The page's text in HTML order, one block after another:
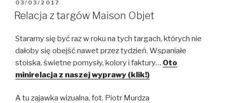
OPUBLIKOWANE
W
03/03/2017
Relacja z targów Maison Objet
Staramy się być raz w roku na tych targach, których nie
dałoby się obejść nawet przez tydzień. Wspaniałe
stoiska, świetne pomysły, kolory i faktury… Oto
minirelacja z naszej wyprawy (klik!)
A tu zajawka wizualna, fot. Piotr Murdza